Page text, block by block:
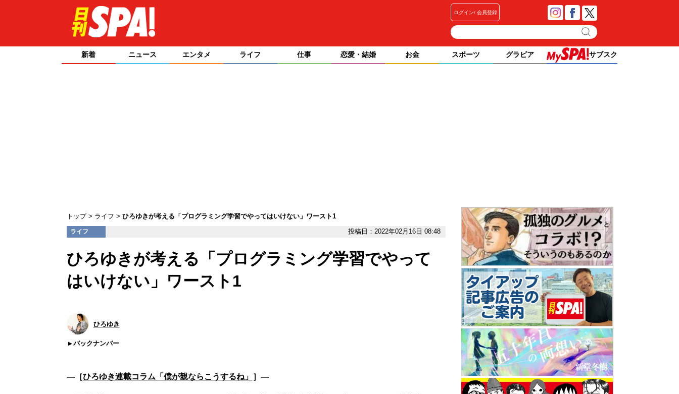
ログイン 会員登録
新着 ニュース エンタメ ライフ 仕事 恋愛・結婚 お金 スポーツ グラビア サブスク
トップ ライフ ひろゆきが考える「プログラミング学習でやってはいけない」ワースト1
ライフ 投稿日：2022年02月16日 08:48
ひろゆきが考える「プログラミング学習でやって
はいけない」ワースト1
ひろゆき
バックナンバー
―［ひろゆき連載コラム「僕が親ならこうするね」 ］―